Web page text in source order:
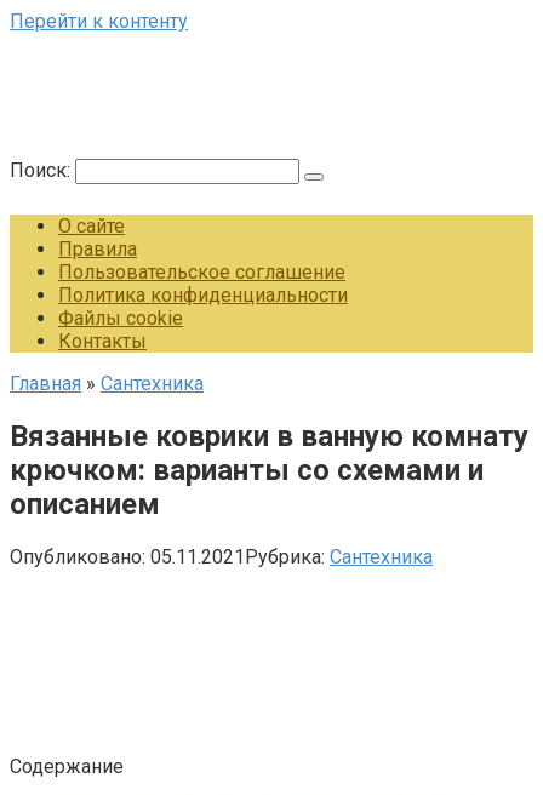
Перейти к контенту
Поиск:
О сайте
Правила
Пользовательское соглашение
Политика конфиденциальности
Файлы cookie
Контакты
Главная » Сантехника
Вязанные коврики в ванную комнату
крючком: варианты со схемами и
описанием
Опубликовано: 05.11.2021Рубрика: Сантехника
Содержание